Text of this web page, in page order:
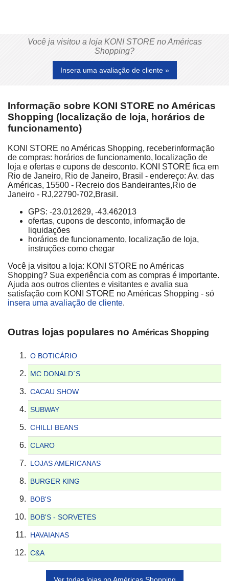
Você ja visitou a loja KONI STORE no Américas
Shopping?
Insera uma avaliação de cliente »
Informação sobre KONI STORE no Américas
Shopping (localização de loja, horários de
funcionamento)
KONI STORE no Américas Shopping, receberinformação
de compras: horários de funcionamento, localização de
loja e ofertas e cupons de desconto. KONI STORE fica em
Rio de Janeiro, Rio de Janeiro, Brasil - endereço: Av. das
Américas, 15500 - Recreio dos Bandeirantes,Rio de
Janeiro - RJ,22790-702,Brasil.
GPS: -23.012629, -43.462013
ofertas, cupons de desconto, informação de
liquidações
horários de funcionamento, localização de loja,
instruções como chegar
Você ja visitou a loja: KONI STORE no Américas
Shopping? Sua experiência com as compras é importante.
Ajuda aos outros clientes e visitantes e avalia sua
satisfação com KONI STORE no Américas Shopping - só
insera uma avaliação de cliente.
Outras lojas populares no Américas Shopping
O BOTICÁRIO
MC DONALD´S
CACAU SHOW
SUBWAY
CHILLI BEANS
CLARO
LOJAS AMERICANAS
BURGER KING
BOB'S
BOB'S - SORVETES
HAVAIANAS
C&A